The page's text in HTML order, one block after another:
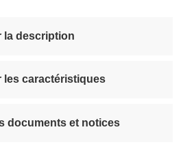
la description
les caractéristiques
documents et notices